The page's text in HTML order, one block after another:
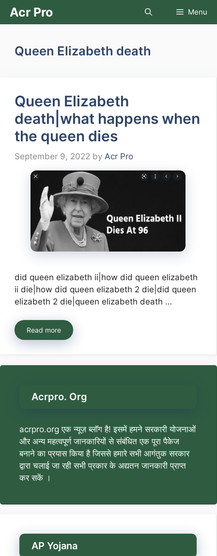
SkipAcr Pro Menu
Queen Elizabeth death
Queen Elizabeth
death|what happens when
the queen dies
September 9, 2022 by Acr Pro
did queen elizabeth ii|how did queen elizabeth
ii die|how did queen elizabeth 2 die|did queen
elizabeth 2 die|queen elizabeth death …
Read more
Acrpro. Org
acrpro.org एक न्यूज़ ब्लॉग है! इसमें हमने सरकारी योजनाओं
और अन्य महत्वपूर्ण जानकारियों से संबंधित एक पूरा पैकेज
बनाने का प्रयास किया है जिससे हमारे सभी आगंतुक सरकार
द्वारा चलाई जा रही सभी प्रकार के अद्यतन जानकारी प्राप्त
कर सकें ।
AP Yojana